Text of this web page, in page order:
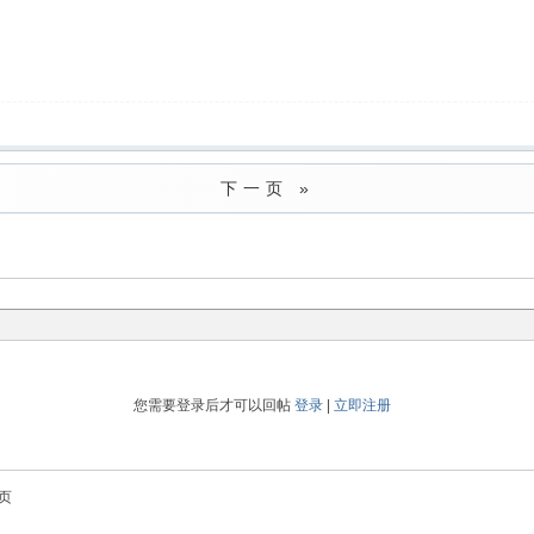
下一页 »
您需要登录后才可以回帖 登录| 立即注册